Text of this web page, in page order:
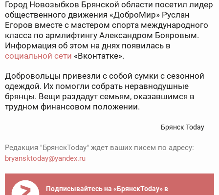
Город Новозыбков Брянской области посетил лидер
общественного движения «ДоброМир» Руслан
Егоров вместе с мастером спорта международного
класса по армлифтингу Александром Бояровым.
Информация об этом на днях появилась в
социальной сети «Вконтатке».
Добровольцы привезли с собой сумки с сезонной
одеждой. Их помогли собрать неравнодушные
брянцы. Вещи раздадут семьям, оказавшимся в
трудном финансовом положении.
Брянск Today
Редакция "БрянскToday" ждет ваших писем по адресу:
bryansktoday@yandex.ru
Подписывайтесь на «БрянскToday» в